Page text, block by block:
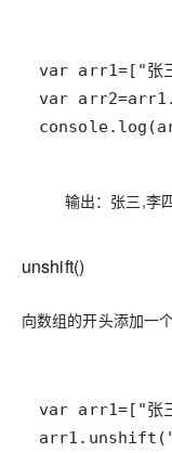
输出：张三,李
unshift()
向数组的开头添加一